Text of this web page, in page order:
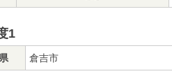
1
倉吉市